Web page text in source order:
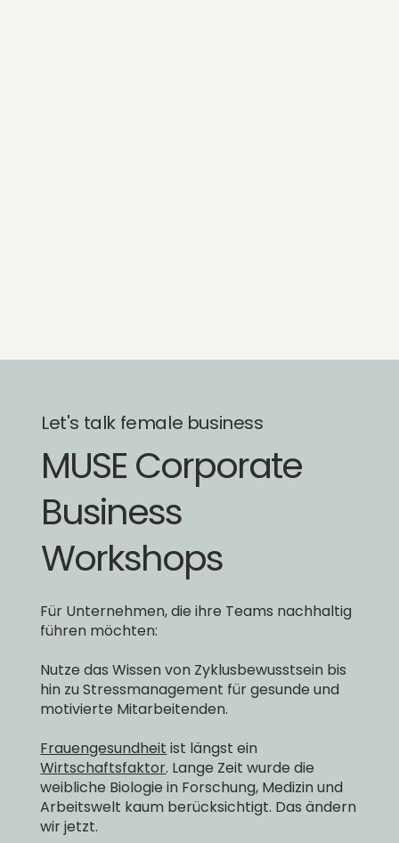
Let's talk female business
MUSE Corporate
Business
Workshops
Für Unternehmen, die ihre Teams nachhaltig
führen möchten:
Nutze das Wissen von Zyklusbewusstsein bis
hin zu Stressmanagement für gesunde und
motivierte Mitarbeitenden.
Frauengesundheit ist längst ein
Wirtschaftsfaktor. Lange Zeit wurde die
weibliche Biologie in Forschung, Medizin und
Arbeitswelt kaum berücksichtigt. Das ändern
wir jetzt.